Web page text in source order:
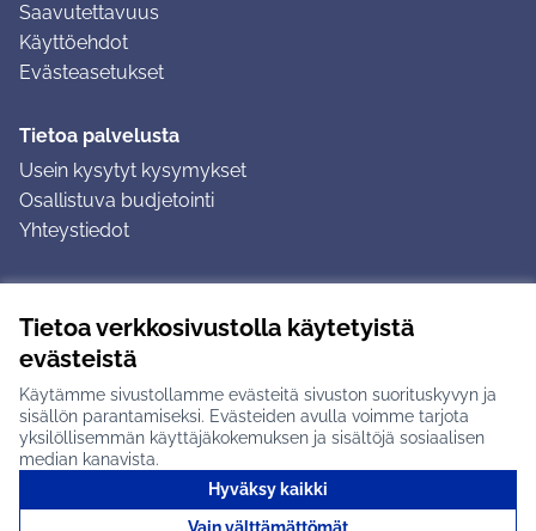
Tietoa verkkosivustolla käytetyistä
evästeistä
Käytämme sivustollamme evästeitä sivuston suorituskyvyn ja
sisällön parantamiseksi. Evästeiden avulla voimme tarjota
yksilöllisemmän käyttäjäkokemuksen ja sisältöjä sosiaalisen
median kanavista.
Hyväksy kaikki
Saavutettavuus
Käyttöehdot
Evästeasetukset
Tietoa palvelusta
Usein kysytyt kysymykset
Osallistuva budjetointi
Yhteystiedot
Ohjeet kirjautumiseen
Ohjeet kommentin jättämiseen
Tuusulan osallistumisalusta X-palvelussa